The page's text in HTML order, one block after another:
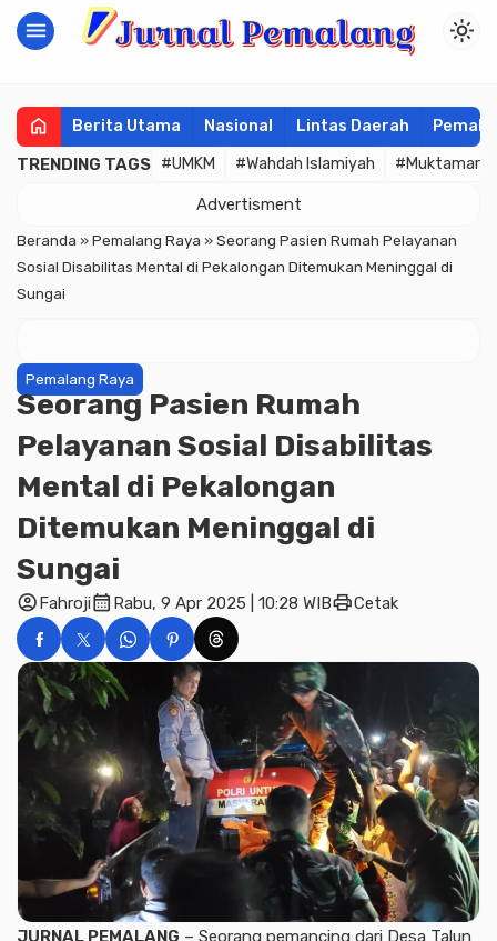
menu light_mode
home Berita Utama Nasional Lintas Daerah
TRENDING TAGS #UMKM #Wahdah Islamiyah #Muktamar
Advertisment
Beranda »Pemalang Raya »Seorang Pasien Rumah Pelayanan
Sosial Disabilitas Mental di Pekalongan Ditemukan Meninggal di
Sungai
Pemalang Raya
Seorang Pasien Rumah
Pelayanan Sosial Disabilitas
Mental di Pekalongan
Ditemukan Meninggal di
Sungai
account_circleFahrojicalendar_month Rabu, 9 Apr 2025 | 10:28 WIBprintCetak
JURNAL PEMALANG – Seorang pemancing dari Desa Talun